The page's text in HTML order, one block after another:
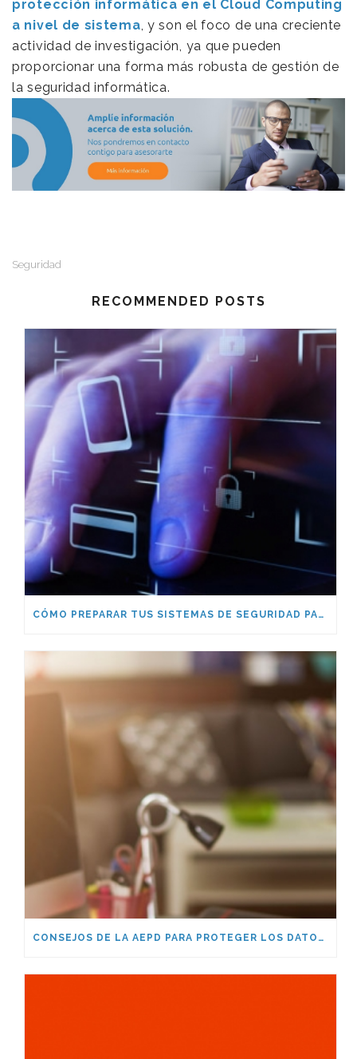
protección informática en el Cloud Computing
a nivel de sistema, y son el foco de una creciente
actividad de investigación, ya que pueden
proporcionar una forma más robusta de gestión de
la seguridad informática.
Seguridad
RECOMMENDED POSTS
CÓMO PREPARAR TUS SISTEMAS DE SEGURIDAD PARA LA NUEVA ERA POST-COVID-19
CONSEJOS DE LA AEPD PARA PROTEGER LOS DATOS PERSONALES EN UN CONTEXTO DE TELETRABAJO